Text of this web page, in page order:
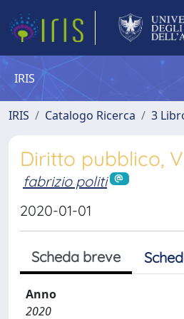
IRIS
IRIS Catalogo Ricerca 3
Diritto pubblico,
fabrizio politi
2020-01-01
Scheda breve
Anno
2020